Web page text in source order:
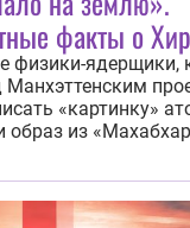
факты о
физики-ядерщики,
Манхэттенским
«картинку»
образ из
пылало это пламя».
Хиросимы и
августе 1945 года